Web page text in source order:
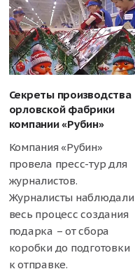
Секреты производства
орловской фабрики
компании «Рубин»
Компания «Рубин»
провела пресс-тур для
журналистов.
Журналисты наблюдали
весь процесс создания
подарка – от сбора
коробки до подготовки
к отправке.